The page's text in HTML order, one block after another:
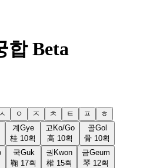
합Beta
ㅅ ㅇ ㅈ ㅊ ㅌ ㅍ
ㅎ
계Gye
桂 10획
고 Ko/Go
高 10획
골Gol
骨 10획
국Guk
鞠 17획
권 Kwon
權 15획
금Geum
琴 12획